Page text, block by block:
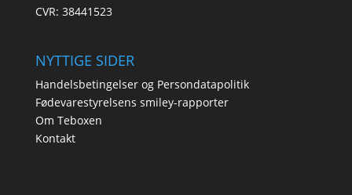
CVR: 38441523
NYTTIGE SIDER
Handelsbetingelser og Persondatapolitik
Fødevarestyrelsens smiley-rapporter
Om Teboxen
Kontakt